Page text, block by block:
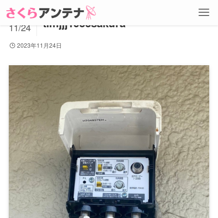
timjjj1953sakura
2023
11/24
2023年11月24日